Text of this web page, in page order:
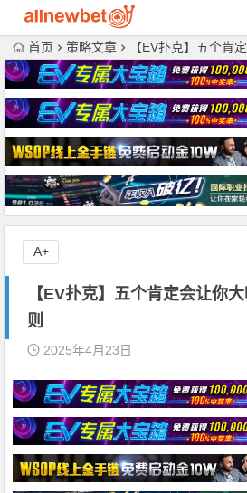
首页 策略文章 【EV扑克】五个肯定
【EV扑克】五个肯定会让你
则
2025年4月23日
A+